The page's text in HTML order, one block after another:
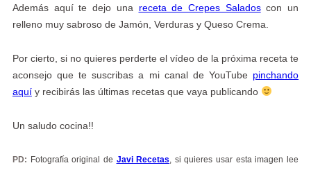
Además aquí te dejo una receta de Crepes Saladoscon un
relleno muy sabroso de Jamón, Verduras y Queso Crema.
Por cierto, si no quieres perderte el vídeo de la próxima receta te
aconsejo que te suscribas a mi canal de YouTube pinchando
aquíy recibirás las últimas recetas que vaya publicando
Un saludo cocina!!
PD: Fotografía original de Javi Recetas , si quieres usar esta imagen lee